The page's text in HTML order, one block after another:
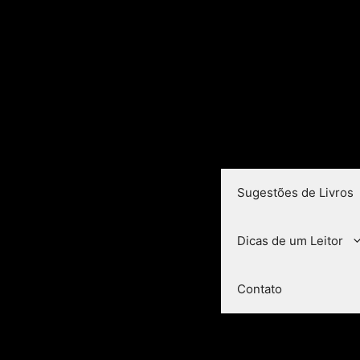
Sugestões de Livros
Dicas de um Leitor
Contato